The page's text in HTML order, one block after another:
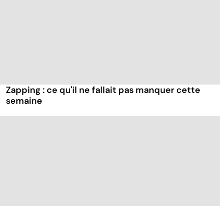
Zapping : ce qu'il ne fallait pas manquer cette
semaine